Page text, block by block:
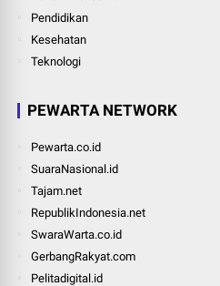
Pendidikan
Kesehatan
Teknologi
PEWARTA NETWORK
Pewarta.co.id
SuaraNasional.id
Tajam.net
RepublikIndonesia.net
SwaraWarta.co.id
GerbangRakyat.com
Pelitadigital.id